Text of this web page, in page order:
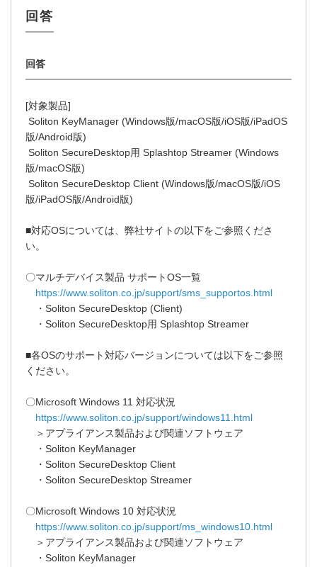
[対象製品]
Soliton KeyManager (Windows版/macOS版/iOS版/iPadOS
版/Android版)
Soliton SecureDesktop用 Splashtop Streamer (Windows
版/macOS版)
Soliton SecureDesktop Client (Windows版/macOS版/iOS
版/iPadOS版/Android版)
■対応OSについては、弊社サイトの以下をご参照くださ
い。
〇マルチデバイス製品 サポートOS一覧
https://www.soliton.co.jp/support/sms_supportos.html
・Soliton SecureDesktop (Client)
・Soliton SecureDesktop用 Splashtop Streamer
■各OSのサポート対応バージョンについては以下をご参照
ください。
〇Microsoft Windows 11 対応状況
https://www.soliton.co.jp/support/windows11.html
＞アプライアンス製品および関連ソフトウェア
・Soliton KeyManager
・Soliton SecureDesktop Client
・Soliton SecureDesktop Streamer
〇Microsoft Windows 10 対応状況
https://www.soliton.co.jp/support/ms_windows10.html
＞アプライアンス製品および関連ソフトウェア
・Soliton KeyManager